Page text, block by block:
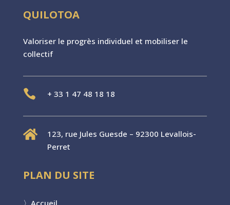
QUILOTOA
Valoriser le progrès individuel et mobiliser le
collectif
 + 33 1 47 48 18 18

123, rue Jules Guesde – 92300 Levallois-
Perret
PLAN DU SITE
〉 Accueil